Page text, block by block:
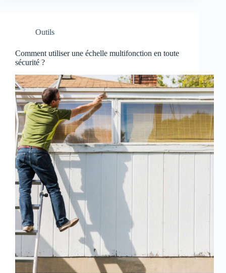
Outils
Comment utiliser une échelle multifonction en toute
sécurité ?